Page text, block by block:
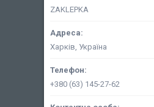
ZAKLEPKA
Харків, Україна
+380 (63) 145-27-62